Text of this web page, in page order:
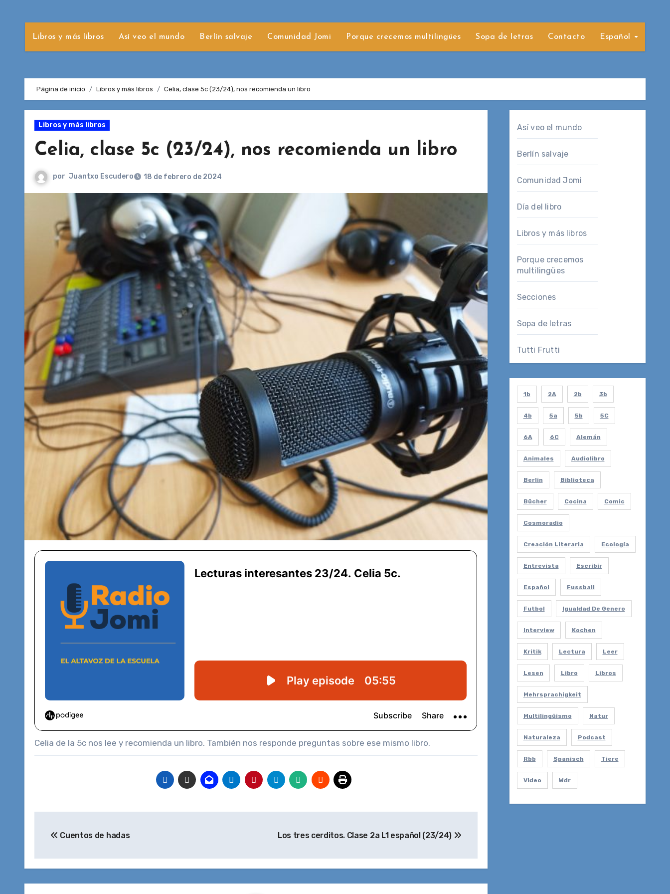
Libros y más libros Así veo el mundo Berlín salvaje Comunidad Jomi Porque crecemos multilingües Sopa de letras Contacto Español
Página de inicio Libros y más libros Celia, clase 5c (23/24), nos recomienda un libro
Libros y más libros
Celia, clase 5c (23/24), nos recomienda un libro
por Juantxo Escudero 18 de febrero de 2024
Celia de la 5c nos lee y recomienda un libro. También nos responde preguntas sobre ese mismo libro.
de
entradas
Cuentos de hadas Los tres cerditos. Clase 2a L1 español (23/24)
Así veo el mundo
Berlín salvaje
Comunidad Jomi
Día del libro
Libros y más libros
Porque crecemos
multilingües
Secciones
Sopa de letras
Tutti Frutti
1b 2A 2b 3b
4b 5a 5b 5C
6A 6C Alemán
Animales Audiolibro
Berlin Biblioteca
Bücher Cocina Comic
Cosmoradio
Creación Literaria Ecología
Entrevista Escribir
Español Fussball
Futbol Igualdad De Genero
Interview Kochen
Kritik Lectura Leer
Lesen Libro Libros
Mehrsprachigkeit
Multilingüismo Natur
Naturaleza Podcast
Rbb Spanisch Tiere
Video Wdr